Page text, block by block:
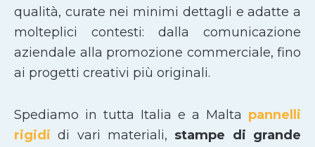
qualità, curate nei minimi dettagli e adatte a
molteplici contesti: dalla comunicazione
aziendale alla promozione commerciale, fino
ai progetti creativi più originali.
Spediamo in tutta Italia e a Malta pannelli
rigididi vari materiali, stampe di grande